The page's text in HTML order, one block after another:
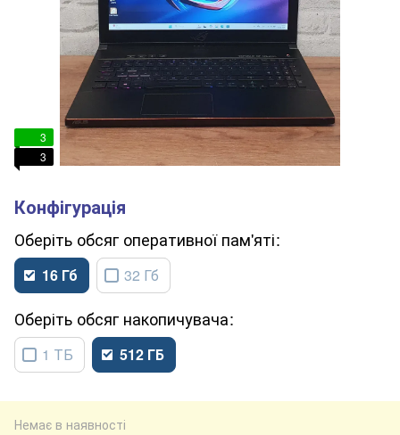
3
3
обсяг оперативної пам'яті
16 Гб 32 Гб
обсяг накопичувача
1 ТБ 512 ГБ
Немає в наявності